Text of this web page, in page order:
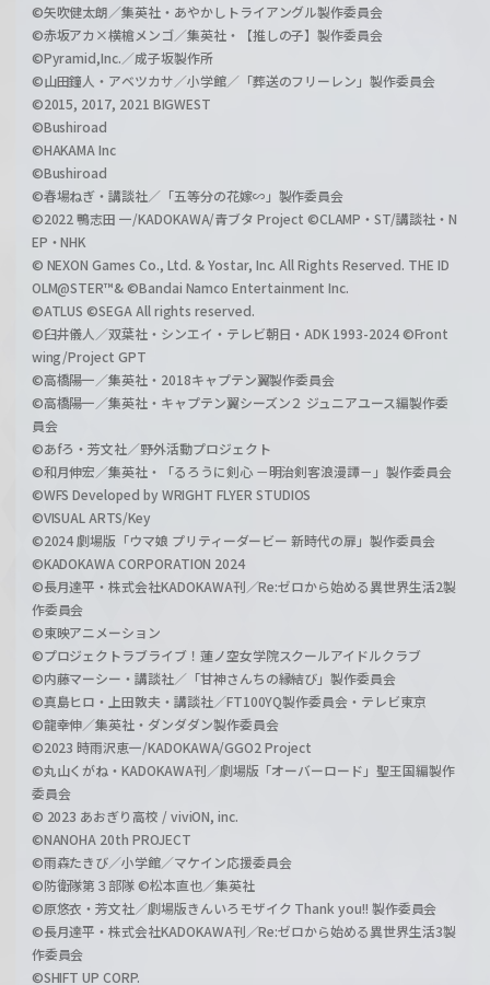
©矢吹健太朗／集英社・あやかしトライアングル製作委員会
©赤坂アカ×横槍メンゴ／集英社・【推しの子】製作委員会
©Pyramid,Inc.／成子坂製作所
©山田鐘人・アベツカサ／小学館／「葬送のフリーレン」製作委員会
©2015, 2017, 2021 BIGWEST
©Bushiroad
©HAKAMA Inc
©Bushiroad
©春場ねぎ・講談社／「五等分の花嫁∽」製作委員会
©2022 鴨志田 一/KADOKAWA/青ブタ Project ©CLAMP・ST/講談社・N
EP・NHK
© NEXON Games Co., Ltd. & Yostar, Inc. All Rights Reserved. THE ID
OLM@STER™& ©Bandai Namco Entertainment Inc.
©ATLUS ©SEGA All rights reserved.
©臼井儀人／双葉社・シンエイ・テレビ朝日・ADK 1993-2024 ©Front
wing/Project GPT
©高橋陽一／集英社・2018キャプテン翼製作委員会
©高橋陽一／集英社・キャプテン翼シーズン２ ジュニアユース編製作委
員会
©あfろ・芳文社／野外活動プロジェクト
©和月伸宏／集英社・「るろうに剣心 －明治剣客浪漫譚－」製作委員会
©WFS Developed by WRIGHT FLYER STUDIOS
©VISUAL ARTS/Key
©2024 劇場版「ウマ娘 プリティーダービー 新時代の扉」製作委員会
©KADOKAWA CORPORATION 2024
©長月達平・株式会社KADOKAWA刊／Re:ゼロから始める異世界生活2製
作委員会
©東映アニメーション
©プロジェクトラブライブ！蓮ノ空女学院スクールアイドルクラブ
©内藤マーシー・講談社／「甘神さんちの縁結び」製作委員会
©真島ヒロ・上田敦夫・講談社／FT100YQ製作委員会・テレビ東京
©龍幸伸／集英社・ダンダダン製作委員会
©2023 時雨沢恵一/KADOKAWA/GGO2 Project
©丸山くがね・KADOKAWA刊／劇場版「オーバーロード」聖王国編製作
委員会
© 2023 あおぎり高校 / viviON, inc.
©NANOHA 20th PROJECT
©雨森たきび／小学館／マケイン応援委員会
©防衛隊第３部隊 ©松本直也／集英社
©原悠衣・芳文社／劇場版きんいろモザイク Thank you!! 製作委員会
©長月達平・株式会社KADOKAWA刊／Re:ゼロから始める異世界生活3製
作委員会
©SHIFT UP CORP.